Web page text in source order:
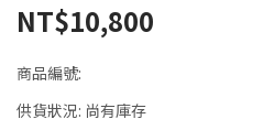
NT$10,800
商品編號:
供貨狀況: 尚有庫存